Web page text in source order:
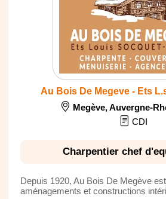
Au Bois De Megeve - Ets
Megève,Auvergne-
CDI
Charpentier chef
Depuis 1920, Au Bois De Megève
aménagements et constructions